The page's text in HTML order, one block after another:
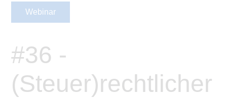
Webinar
#36 -
(Steuer)rechtlicher